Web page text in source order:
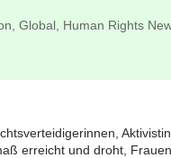
Global Human Rights
erreicht und droht,